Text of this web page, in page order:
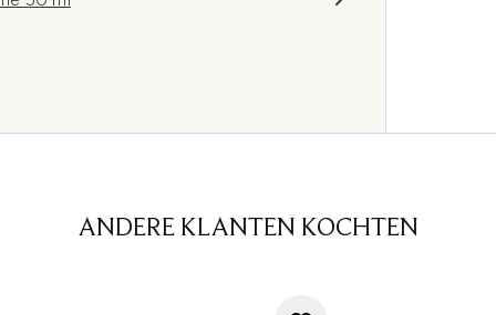
ANDERE KLANTEN KOCHTEN